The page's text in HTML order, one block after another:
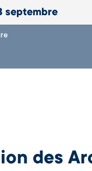
septembre
des